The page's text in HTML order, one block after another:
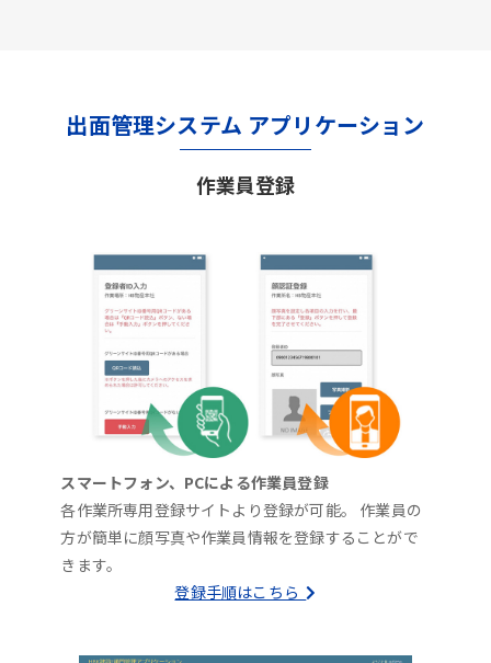
出面管理システム アプリケーション
作業員登録
スマートフォン、PCによる作業員登録
各作業所専用登録サイトより登録が可能。 作業員の
方が簡単に顔写真や作業員情報を登録することがで
きます。
登録手順はこちら